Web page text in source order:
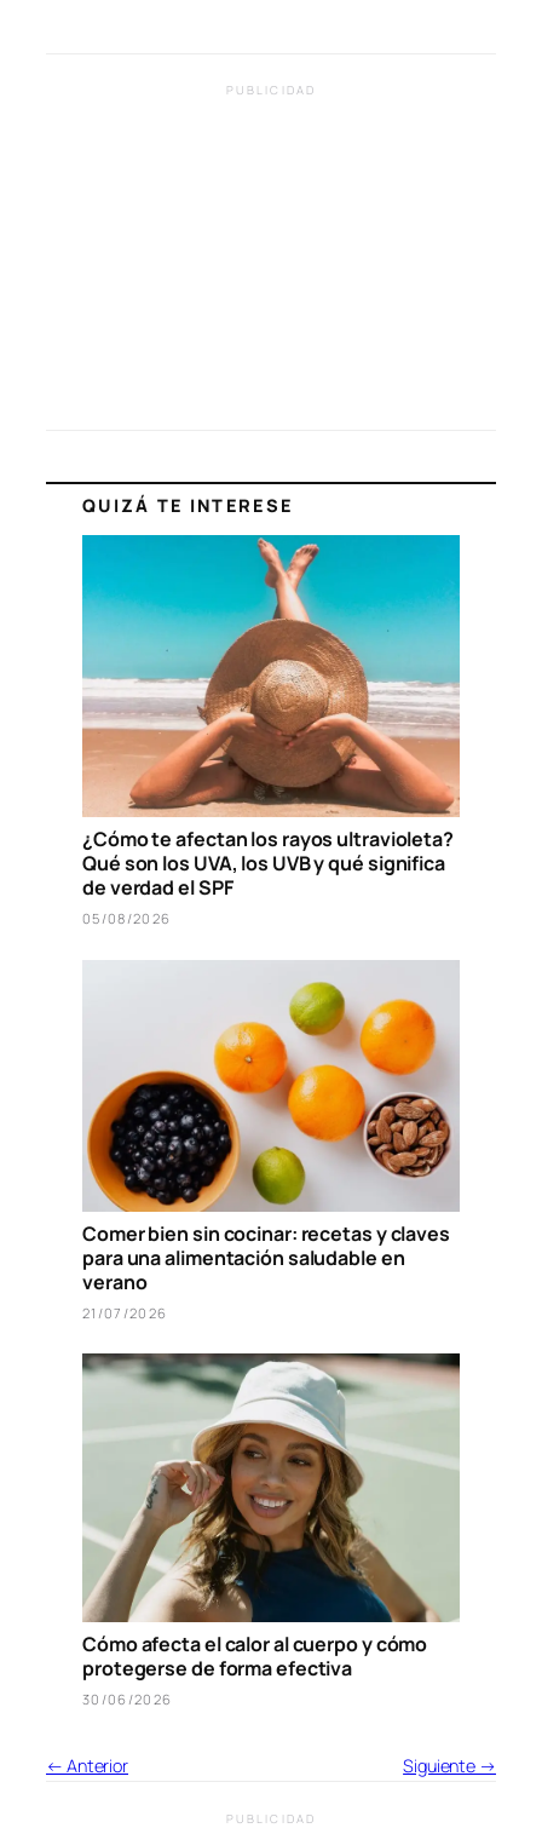
PUBLICIDAD
QUIZÁ TE INTERESE
¿Cómo te afectan los rayos ultravioleta?
Qué son los UVA, los UVB y qué significa
de verdad el SPF
05/08/2026
Comer bien sin cocinar: recetas y claves
para una alimentación saludable en
verano
21/07/2026
Cómo afecta el calor al cuerpo y cómo
protegerse de forma efectiva
30/06/2026
← Anterior Siguiente →
PUBLICIDAD